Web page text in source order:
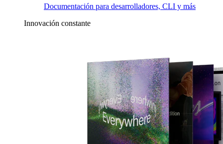
Documentación para desarrolladores, CLI y más
Innovación constante